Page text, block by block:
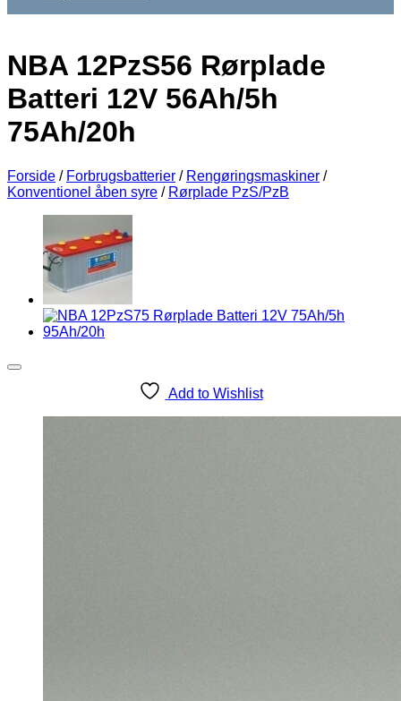
NBA 12PzS56 Rørplade
Batteri 12V 56Ah/5h
75Ah/20h
Forside / Forbrugsbatterier / Rengøringsmaskiner /
Konventionel åben syre / Rørplade PzS/PzB
Add to Wishlist